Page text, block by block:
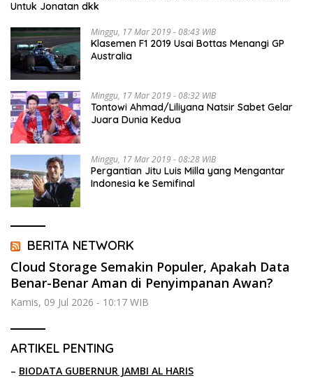
Untuk Jonatan dkk
Minggu, 17 Mar 2019 - 08:43 WIB
Klasemen F1 2019 Usai Bottas Menangi GP
Australia
Minggu, 17 Mar 2019 - 08:32 WIB
Tontowi Ahmad/Liliyana Natsir Sabet Gelar
Juara Dunia Kedua
Minggu, 17 Mar 2019 - 08:28 WIB
Pergantian Jitu Luis Milla yang Mengantar
Indonesia ke Semifinal
BERITA NETWORK
Cloud Storage Semakin Populer, Apakah Data
Benar-Benar Aman di Penyimpanan Awan?
Kamis, 09 Jul 2026 - 10:17 WIB
ARTIKEL PENTING
– BIODATA GUBERNUR JAMBI AL HARIS